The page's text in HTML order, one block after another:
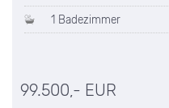
1 Badezimmer
99.500,- EUR